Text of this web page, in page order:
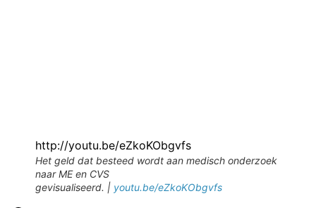
http://youtu.be/eZkoKObgvfs
Het geld dat besteed wordt aan medisch onderzoek
naar ME en CVS
gevisualiseerd. | youtu.be/eZkoKObgvfs